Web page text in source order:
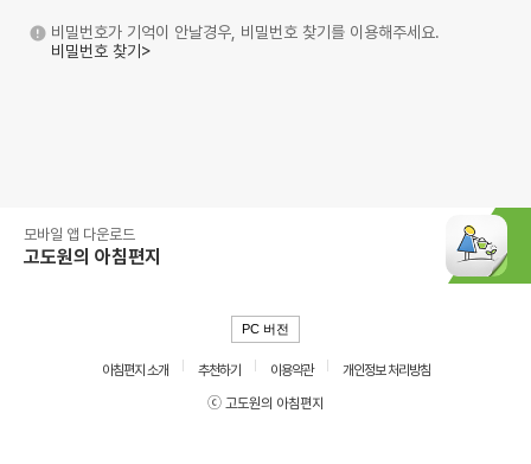
비밀번호가 기억이 안날경우, 비밀번호 찾기를 이용해주세요.
비밀번호 찾기>
모바일 앱 다운로드
고도원의 아침편지
PC 버전
아침편지 소개 추천하기 이용약관
개인정보 처리방침
ⓒ 고도원의 아침편지